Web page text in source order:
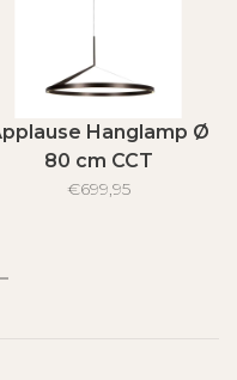
Hanglamp Ø
80 cm CCT
€699,95